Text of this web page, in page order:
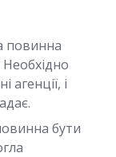
повинна
Необхідно
агенції, і
бути